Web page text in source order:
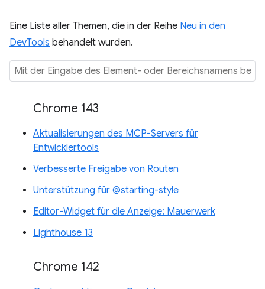
Eine Liste aller Themen, die in der Reihe Neu in den
DevTools behandelt wurden.
Chrome 143
Aktualisierungen des MCP-Servers für
Entwicklertools
Verbesserte Freigabe von Routen
Unterstützung für @starting-style
Editor-Widget für die Anzeige: Mauerwerk
Lighthouse 13
Chrome 142